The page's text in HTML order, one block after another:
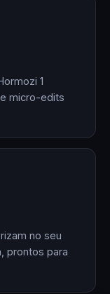
1
micro-edits
no seu
prontos para